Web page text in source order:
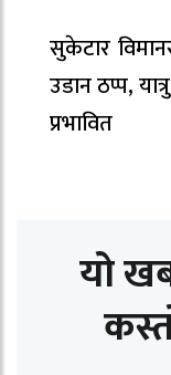
सुकेटार
उडान ठप्प,
प्रभावित
यो